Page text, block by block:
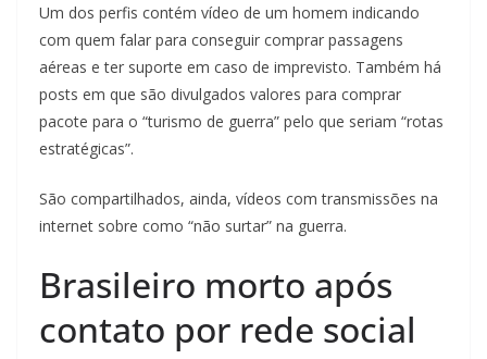
Um dos perfis contém vídeo de um homem indicando
com quem falar para conseguir comprar passagens
aéreas e ter suporte em caso de imprevisto. Também há
posts em que são divulgados valores para comprar
pacote para o “turismo de guerra” pelo que seriam “rotas
estratégicas”.
São compartilhados, ainda, vídeos com transmissões na
internet sobre como “não surtar” na guerra.
Brasileiro morto após
contato por rede social